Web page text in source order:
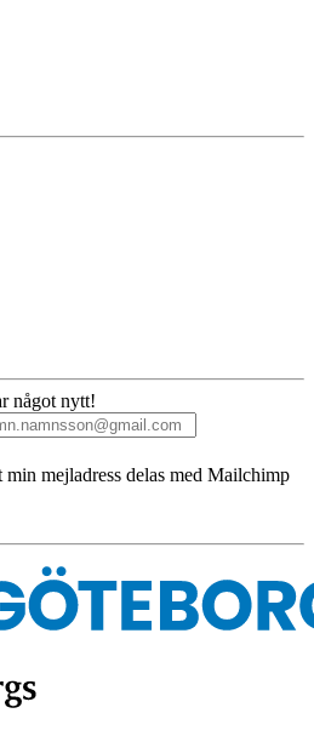
något nytt!
min mejladress delas med Mailchimp